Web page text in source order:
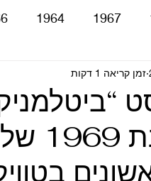
1967
1964
With
Day's Night
Lonely Hearts Club
זמן קריאה 1 דקות